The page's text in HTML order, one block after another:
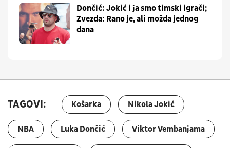
Dončić: Jokić i ja smo timski igrači;
Zvezda: Rano je, ali možda jednog
dana
TAGOVI: Košarka Nikola Jokić
NBA Luka Dončić Viktor Vembanjama